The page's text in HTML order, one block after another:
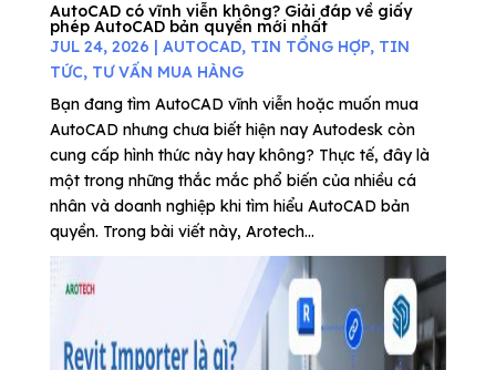
AutoCAD có vĩnh viễn không? Giải đáp về giấy
phép AutoCAD bản quyền mới nhất
JUL 24, 2026 | AUTOCAD, TIN TỔNG HỢP, TIN
TỨC, TƯ VẤN MUA HÀNG
Bạn đang tìm AutoCAD vĩnh viễn hoặc muốn mua
AutoCAD nhưng chưa biết hiện nay Autodesk còn
cung cấp hình thức này hay không? Thực tế, đây là
một trong những thắc mắc phổ biến của nhiều cá
nhân và doanh nghiệp khi tìm hiểu AutoCAD bản
quyền. Trong bài viết này, Arotech...